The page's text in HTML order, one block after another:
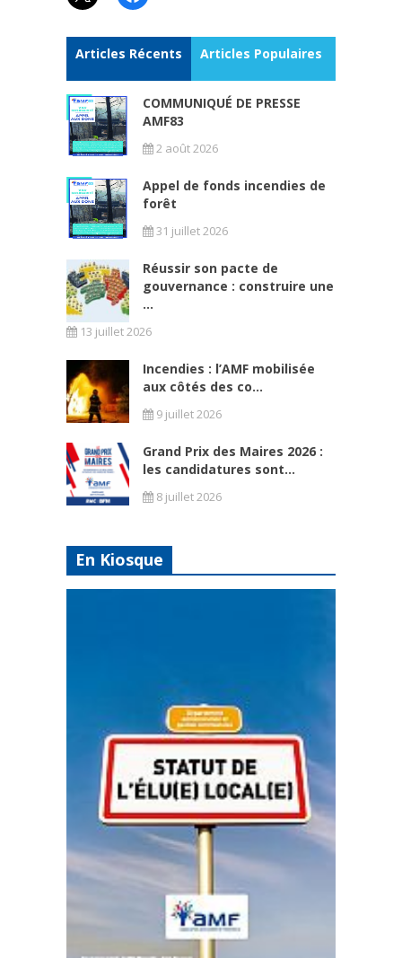
Articles Récents Articles Populaires
COMMUNIQUÉ DE PRESSE
AMF83
2 août 2026
Appel de fonds incendies de
forêt
31 juillet 2026
Réussir son pacte de
gouvernance : construire une
...
13 juillet 2026
Incendies : l’AMF mobilisée
aux côtés des co...
9 juillet 2026
Grand Prix des Maires 2026 :
les candidatures sont...
8 juillet 2026
En Kiosque